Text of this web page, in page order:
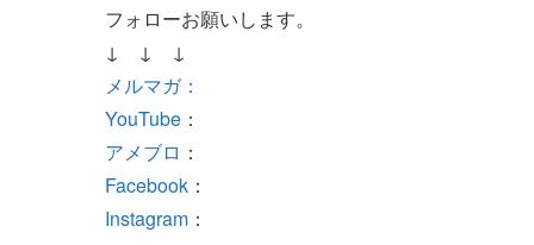
フォローお願いします。
↓ ↓ ↓
メルマガ：
YouTube ：
アメブロ ：
Facebook ：
Instagram ：